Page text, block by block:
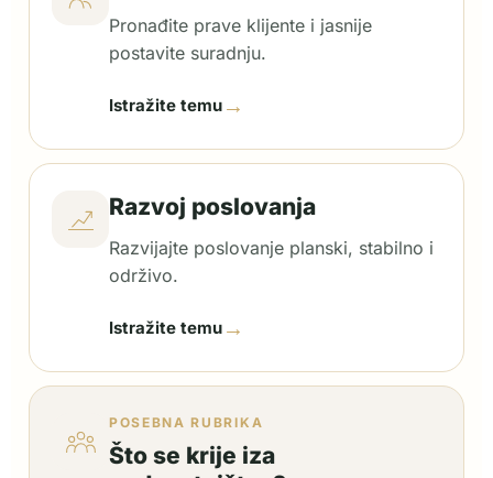
Pronađite prave klijente i jasnije
postavite suradnju.
Istražite temu →
Razvoj poslovanja
Razvijajte poslovanje planski, stabilno i
održivo.
Istražite temu →
POSEBNA RUBRIKA
Što se krije iza